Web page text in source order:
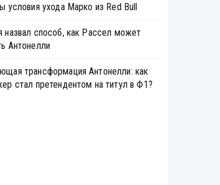
условия ухода Марко из Red Bull
назвал способ, как Рассел может
Антонелли
трансформация Антонелли: как
стал претендентом на титул в Ф1?